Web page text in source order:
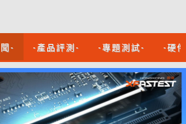
- -產品評測- -專題測試- -硬